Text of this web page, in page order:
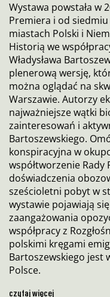
Wystawa powstała w
Premiera i od
miastach Polski i
Historią we
Władysława
plenerową wersję,
można oglądać na
Warszawie. Autorzy
najważniejsze wątki
zainteresowań i
Bartoszewskiego.
konspiracyjna w
współtworzenie Rady
doświadczenia
sześcioletni pobyt w
wystawie pojawiają
zaangażowania
współpracy z
polskimi kręgami
Bartoszewskiego jest
Polsce.